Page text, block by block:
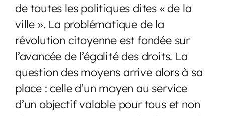
de toutes les politiques dites « de la
ville ». La problématique de la
révolution citoyenne est fondée sur
l’avancée de l’égalité des droits. La
question des moyens arrive alors à sa
place : celle d’un moyen au service
d’un objectif valable pour tous et non